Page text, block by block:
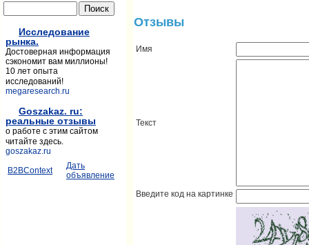
Отзывы
Имя
Текст
Введите код на картинке
Исследование
рынка.
Достоверная информация
сэкономит вам миллионы!
10 лет опыта
исследований!
megaresearch.ru
Goszakaz. ru:
реальные отзывы
о работе с этим сайтом
читайте здесь.
goszakaz.ru
B2BContext
Дать
объявление